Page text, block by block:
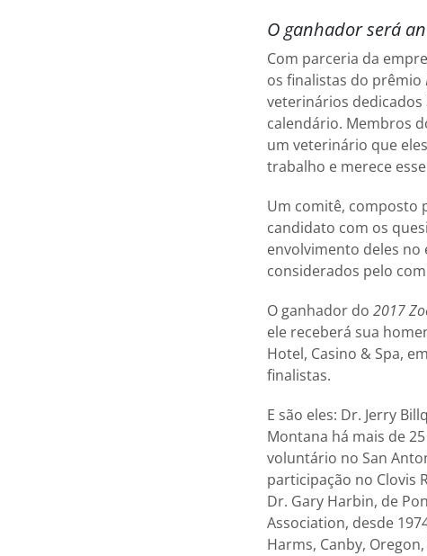
O ganhador será
Com parceria da
os finalistas do prêmio
veterinários dedicados
calendário. Membros
um veterinário que
trabalho e merece
Um comitê, composto
candidato com os
envolvimento deles
considerados pelo
O ganhador do 2017
ele receberá sua
Hotel, Casino & Spa,
finalistas.
E são eles: Dr. Jerry
Montana há mais de
voluntário no San
participação no Clovis
Dr. Gary Harbin, de
Association, desde
Harms, Canby,